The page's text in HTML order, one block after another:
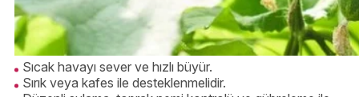
Sıcak havayı sever ve hızlı büyür.
Sırık veya kafes ile desteklenmelidir.